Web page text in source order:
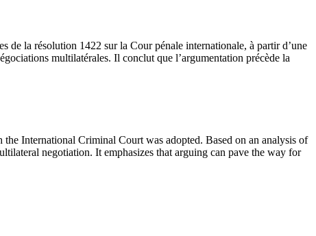
de la résolution 1422 sur la Cour pénale internationale, à partir d’une
multilatérales. Il conclut que l’argumentation précède la
International Criminal Court was adopted. Based on an analysis of
negotiation. It emphasizes that arguing can pave the way for